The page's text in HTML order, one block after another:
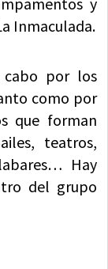
Inmaculada.
cabo por los
como por
que forman
teatros,
Hay
del grupo